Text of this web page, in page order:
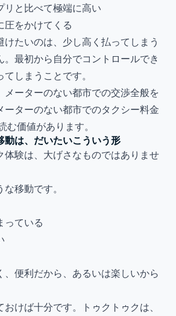
リと比べて極端に高い
圧をかけてくる
けたいのは、少し高く払ってしまう
。最初から自分でコントロールでき
しまうことです。
メーターのない都市での交渉全般を
ーターのない都市でのタクシー料金
む価値があります。
動は、だいたいこういう形
体験は、大げさなものではありませ
移動です。
っている
、便利だから、あるいは楽しいから
けば十分です。トゥクトゥクは、